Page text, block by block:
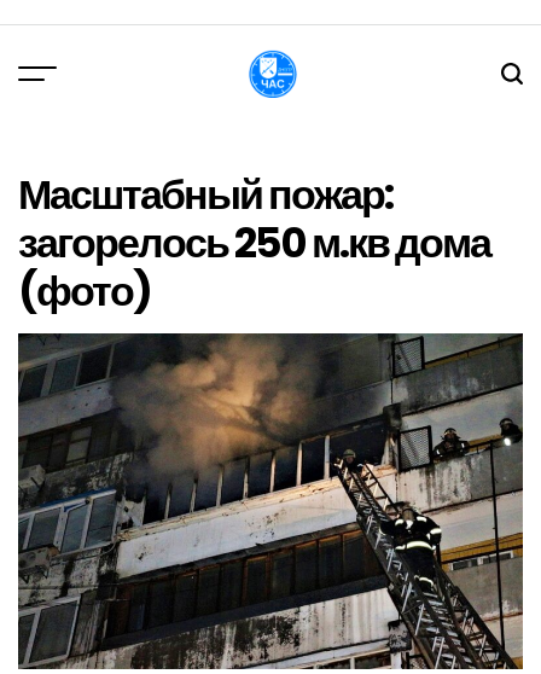
вмісту
Масштабный пожар:
загорелось 250 м.кв дома
(фото)